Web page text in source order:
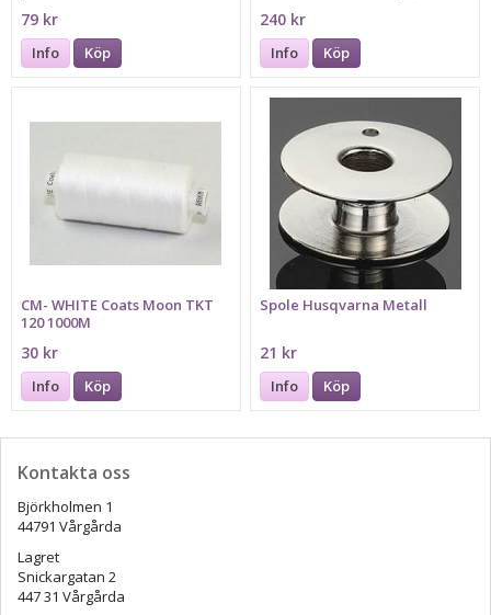
79 kr
Info Köp
hobby 1122,1132,,1142,
Janome MC12000, MC6500P,
240 kr
Info Köp
CM- WHITE Coats Moon TKT
120 1000M
30 kr
Info Köp
Spole Husqvarna Metall
21 kr
Info Köp
Kontakta oss
Björkholmen 1
44791 Vårgårda
Lagret
Snickargatan 2
447 31 Vårgårda